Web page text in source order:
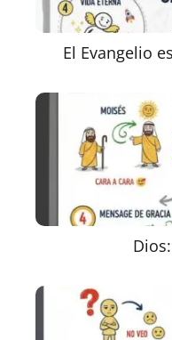
El Evangelio